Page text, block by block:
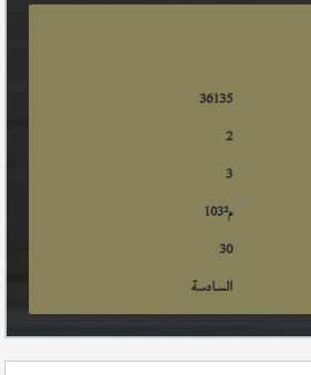
36135
2
3
103م²
30
السادسة